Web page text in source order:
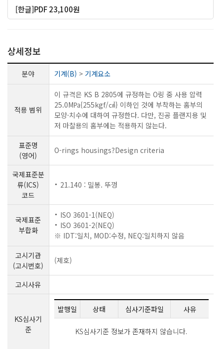
[한글]PDF 23,100원
상세정보
분야 기계(B) > 기계요소
적용 범위
이 규격은 KS B 2805에 규정하는 O링 중 사용 압력
25.0M㎩{255kgf/㎠} 이하인 것에 부착하는 홈부의
모양·치수에 대하여 규정한다. 다만, 진공 플랜지용 및
저 마찰용의 홈부에는 적용하지 않는다.
표준명
(영어)
O-rings housings?Design criteria
국제표준분
류(ICS)
코드
21.140 : 밀봉. 뚜껑
국제표준
부합화
ISO 3601-1(NEQ)
ISO 3601-2(NEQ)
※ IDT:일치, MOD:수정, NEQ:일치하지 않음
고시기관
(고시번호)
(제호)
고시사유
KS심사기
준
발행일 상태 심사기준파일 사유
KS심사기준 정보가 존재하지 않습니다.